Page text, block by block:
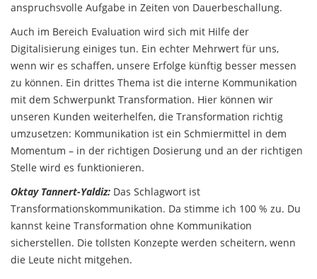
anspruchsvolle Aufgabe in Zeiten von Dauerbeschallung.
Auch im Bereich Evaluation wird sich mit Hilfe der
Digitalisierung einiges tun. Ein echter Mehrwert für uns,
wenn wir es schaffen, unsere Erfolge künftig besser messen
zu können. Ein drittes Thema ist die interne Kommunikation
mit dem Schwerpunkt Transformation. Hier können wir
unseren Kunden weiterhelfen, die Transformation richtig
umzusetzen: Kommunikation ist ein Schmiermittel in dem
Momentum – in der richtigen Dosierung und an der richtigen
Stelle wird es funktionieren.
Oktay Tannert-Yaldiz: Das Schlagwort ist
Transformationskommunikation. Da stimme ich 100 % zu. Du
kannst keine Transformation ohne Kommunikation
sicherstellen. Die tollsten Konzepte werden scheitern, wenn
die Leute nicht mitgehen.